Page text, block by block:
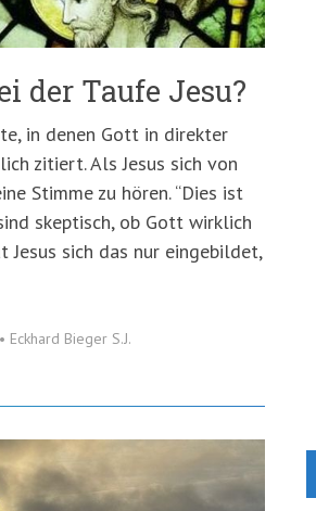
der Taufe Jesu?
in denen Gott in direkter
zitiert. Als Jesus sich von
Stimme zu hören. “Dies ist
skeptisch, ob Gott wirklich
Jesus sich das nur eingebildet,
• Eckhard Bieger S.J.